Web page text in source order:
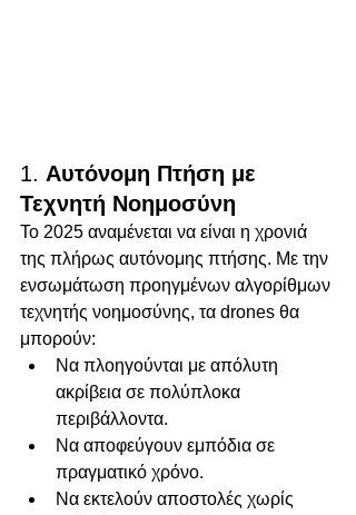
1. Αυτόνομη Πτήση με
Τεχνητή Νοημοσύνη
Το 2025 αναμένεται να είναι η χρονιά
της πλήρως αυτόνομης πτήσης. Με την
ενσωμάτωση προηγμένων αλγορίθμων
τεχνητής νοημοσύνης, τα drones θα
μπορούν:
Να πλοηγούνται με απόλυτη
ακρίβεια σε πολύπλοκα
περιβάλλοντα.
Να αποφεύγουν εμπόδια σε
πραγματικό χρόνο.
Να εκτελούν αποστολές χωρίς